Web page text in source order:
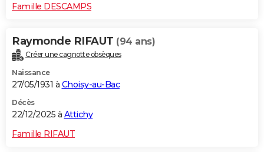
Famille DESCAMPS
Raymonde RIFAUT (94 ans)
Créer une cagnotte obsèques
Naissance
27/05/1931 à Choisy-au-Bac
Décès
22/12/2025 à Attichy
Famille RIFAUT